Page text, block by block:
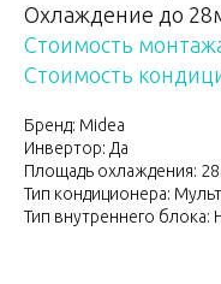
Охлаждение до
Стоимость
Стоимость
Бренд: Midea
Инвертор: Да
Площадь охлаждения:
Тип кондиционера:
Тип внутреннего блока: